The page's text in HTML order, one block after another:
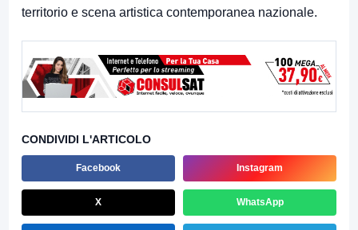
territorio e scena artistica contemporanea nazionale.
CONDIVIDI L'ARTICOLO
Facebook Instagram
X WhatsApp